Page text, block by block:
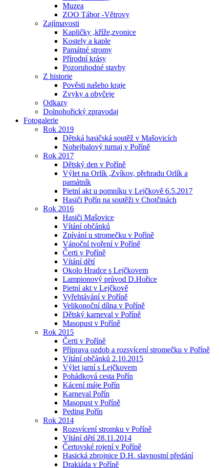
Muzea
ZOO Tábor -Větrovy
Zajímavosti
Kapličky ,kříže,zvonice
Kostely a kaple
Památné stromy
Přírodní krásy
Pozoruhodné stavby
Z historie
Pověsti našeho kraje
Zvyky a obyčeje
Odkazy
Dolnohořický zpravodaj
Fotogalerie
Rok 2019
Dětská hasičská soutěž v Mašovicích
Nohejbalový turnaj v Poříně
Rok 2017
Dětský den v Poříně
Výlet na Orlík ,Zvíkov, přehradu Orlík a
památník
Pietní akt u pomníku v Lejčkově 6.5.2017
Hasiči Pořín na soutěži v Chotčinách
Rok 2016
Hasiči Mašovice
Vítání občánků
Zpívání u stromečku v Poříně
Vánoční tvoření v Poříně
Čerti v Poříně
Vítání dětí
Okolo Hradce s Lejčkovem
Lampionový průvod D.Hořice
Pietní akt v Lejčkově
Vyřehtávání v Poříně
Velikonoční dílna v Poříně
Dětský karneval v Poříně
Masopust v Poříně
Rok 2015
Čerti v Poříně
Příprava ozdob a rozsvícení stromečku v Poříně
Vítání občánků 2.10.2015
Výlet jarní s Lejčkovem
Pohádková cesta Pořín
Kácení máje Pořín
Karneval Pořín
Masopust v Poříně
Peding Pořín
Rok 2014
Rozsvícení stromku v Poříně
Vítání dětí 28.11.2014
Čertovské rojení v Poříně
Hasická zbrojnice D.H. slavnostní předání
Drakiáda v Poříně